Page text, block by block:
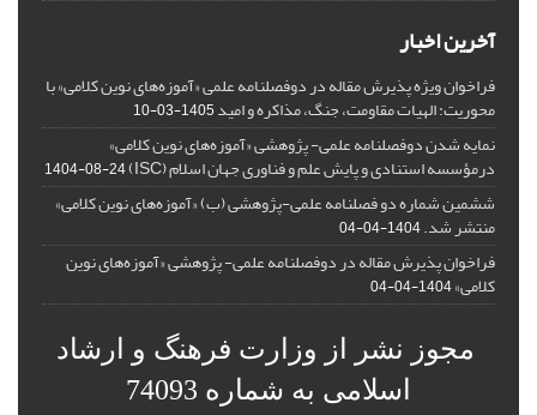
آخرین اخبار
فراخوان ویژه پذیرش مقاله در دوفصلنامه علمی «آموزه‌های نوین کلامی» با
محوریت: الهیات مقاومت، جنگ، مذاکره و امید1405-03-10
نمایه شدن دوفصلنامه علمی- پژوهشی «آموزه‌های نوین کلامی»
درمؤسسه استنادی و پایش علم و فناوری جهان اسلام (ISC) 1404-08-24
ششمین شماره دو فصلنامه علمی-پژوهشی (ب) «آموزه‌های نوین کلامی»
منتشر شد.1404-04-04
فراخوان پذیرش مقاله در دوفصلنامه علمی- پژوهشی «آموزه‌های نوین
کلامی»1404-04-04
مجوز نشر از وزارت فرهنگ و ارشاد
اسلامی به شماره 74093